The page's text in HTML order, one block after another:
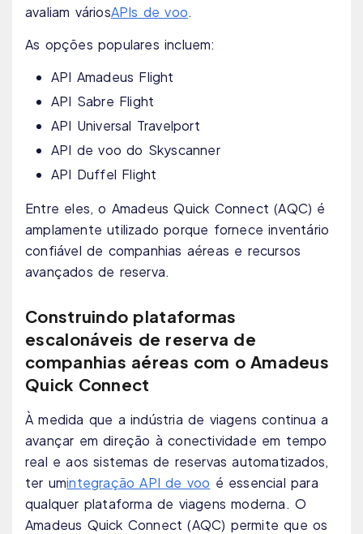
avaliam váriosAPIs de voo.
As opções populares incluem:
API Amadeus Flight
API Sabre Flight
API Universal Travelport
API de voo do Skyscanner
API Duffel Flight
Entre eles, o Amadeus Quick Connect (AQC) é
amplamente utilizado porque fornece inventário
confiável de companhias aéreas e recursos
avançados de reserva.
Construindo plataformas
escalonáveis ​​de reserva de
companhias aéreas com o Amadeus
Quick Connect
À medida que a indústria de viagens continua a
avançar em direção à conectividade em tempo
real e aos sistemas de reservas automatizados,
ter umintegração API de voo é essencial para
qualquer plataforma de viagens moderna. O
Amadeus Quick Connect (AQC) permite que os